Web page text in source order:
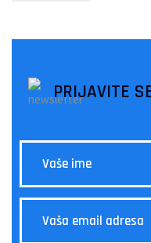
PRIJAVITE